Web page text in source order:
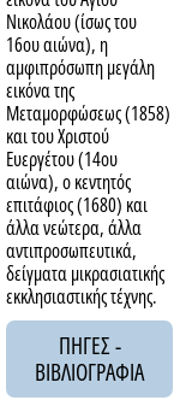
Νικολάου (ίσως του
16ου αιώνα), η
αμφιπρόσωπη μεγάλη
εικόνα της
Μεταμορφώσεως (1858)
και του Χριστού
Ευεργέτου (14ου
αιώνα), ο κεντητός
επιτάφιος (1680) και
άλλα νεώτερα, άλλα
αντιπροσωπευτικά,
δείγματα μικρασιατικής
εκκλησιαστικής τέχνης.
ΠΗΓΕΣ -
ΒΙΒΛΙΟΓΡΑΦΙΑ